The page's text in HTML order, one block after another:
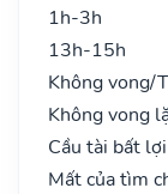
1h-3h
13h-15h
Không vong/
Không vong
Cầu tài bất
Mất của tìm